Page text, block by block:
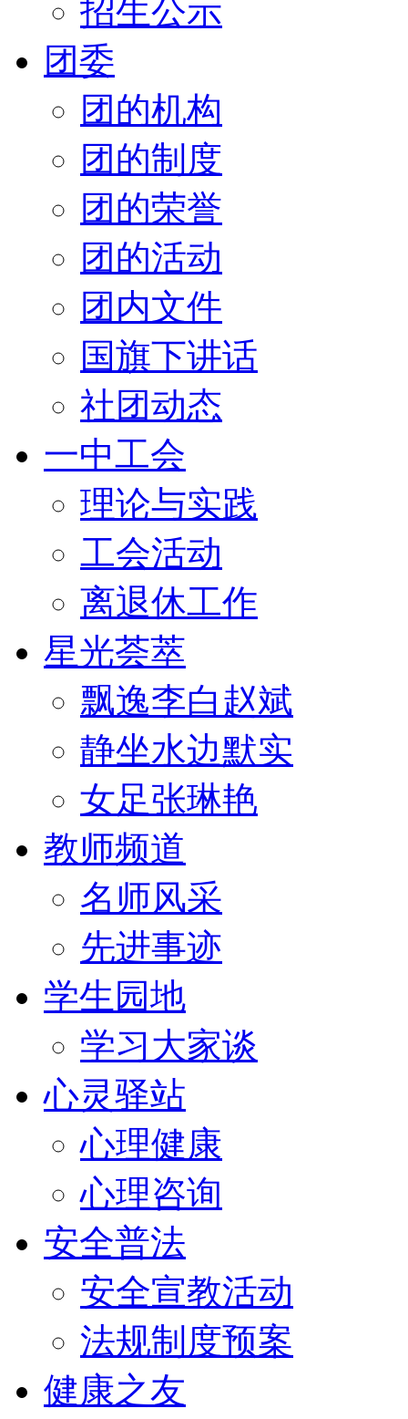
招生公示
团委
团的机构
团的制度
团的荣誉
团的活动
团内文件
国旗下讲话
社团动态
一中工会
理论与实践
工会活动
离退休工作
星光荟萃
飘逸李白赵斌
静坐水边默实
女足张琳艳
教师频道
名师风采
先进事迹
学生园地
学习大家谈
心灵驿站
心理健康
心理咨询
安全普法
安全宣教活动
法规制度预案
健康之友